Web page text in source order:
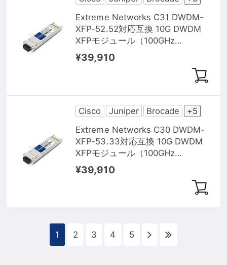
Extreme Networks C31 DWDM-
XFP-52.52対応互換 10G DWDM
XFPモジュール（100GHz
1552.52nm 40km DOM）
¥39,910
Cisco Juniper Brocade
+5
Extreme Networks C30 DWDM-
XFP-53.33対応互換 10G DWDM
XFPモジュール（100GHz
1553.33nm 40km DOM）
¥39,910
1 2 3 4 5